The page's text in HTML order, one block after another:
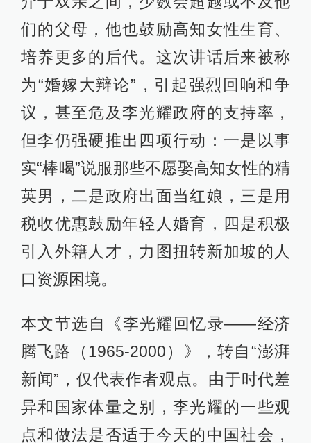
们的父母，他也鼓励高知女性生育、
培养更多的后代。这次讲话后来被称
为“婚嫁大辩论”，引起强烈回响和争
议，甚至危及李光耀政府的支持率，
但李仍强硬推出四项行动：一是以事
实“棒喝”说服那些不愿娶高知女性的精
英男，二是政府出面当红娘，三是用
税收优惠鼓励年轻人婚育，四是积极
引入外籍人才，力图扭转新加坡的人
口资源困境。
本文节选自《李光耀回忆录——经济
腾飞路（1965-2000）》，转自“澎湃
新闻”，仅代表作者观点。由于时代差
异和国家体量之别，李光耀的一些观
点和做法是否适于今天的中国社会，